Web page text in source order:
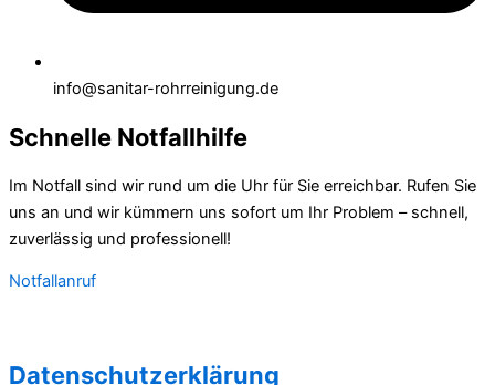
info@sanitar-rohrreinigung.de
Schnelle Notfallhilfe
Im Notfall sind wir rund um die Uhr für Sie erreichbar. Rufen Sie
uns an und wir kümmern uns sofort um Ihr Problem – schnell,
zuverlässig und professionell!
Notfallanruf
Datenschutzerklärung